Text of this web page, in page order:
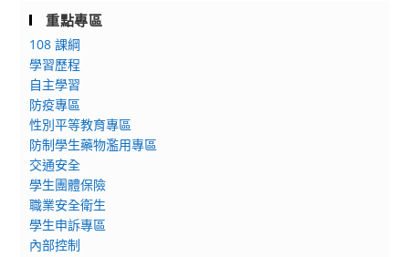
重點專區
108 課綱
學習歷程
自主學習
防疫專區
性別平等教育專區
防制學生藥物濫用專區
交通安全
學生團體保險
職業安全衛生
學生申訴專區
內部控制